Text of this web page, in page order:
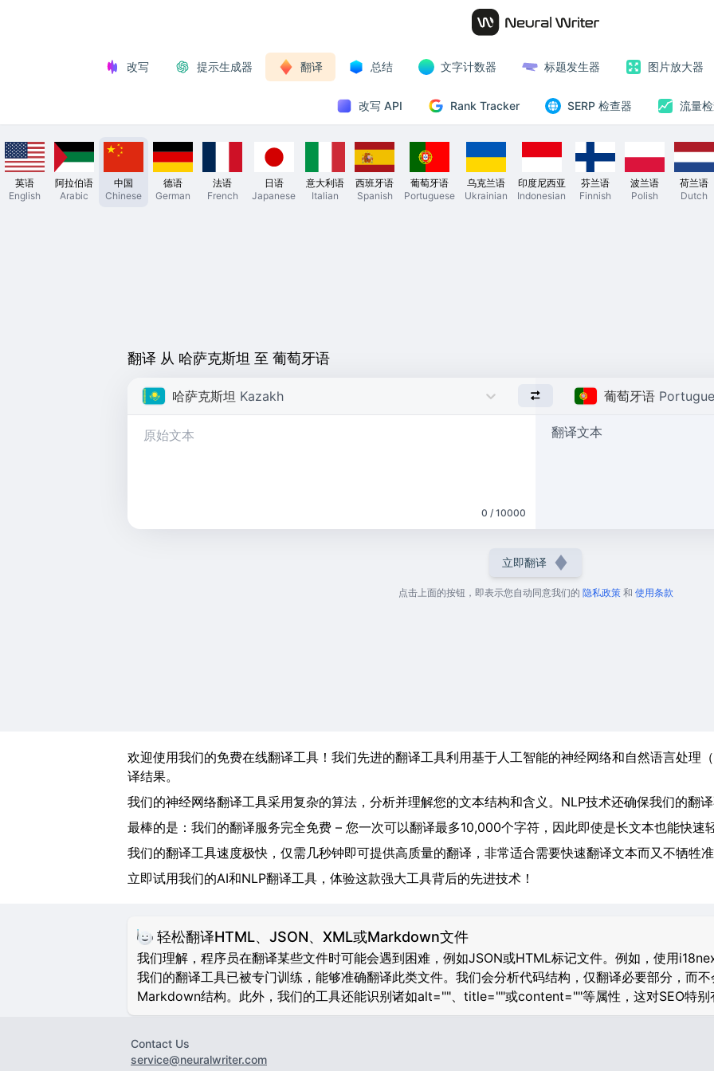
改写 提示生成器 翻译 总结 文字计数器 标题发生器 图片放大器
改写 API Rank Tracker SERP 检查器 流量
英语
English
阿拉伯语
Arabic
中国
Chinese
德语
German
法语
French
日语
Japanese
意大利语
Italian
西班牙语
Spanish
葡萄牙语
Portuguese
乌克兰语
Ukrainian
印度尼西亚
Indonesian
芬兰语
Finnish
波兰语
Polish
荷兰语
Dutch
翻译 从 哈萨克斯坦 至 葡萄牙语
哈萨克斯坦 Kazakh 葡萄牙语
0 / 10000
翻译文本
立即翻译
点击上面的按钮，即表示您自动同意我们的 隐私政策 和 使用条款
欢迎使用我们的免费在线翻译工具！我们先进的翻译工具利用基于人工智能的神经网络和自然语言处理
译结果。
我们的神经网络翻译工具采用复杂的算法，分析并理解您的文本结构和含义。NLP技术还确保我们的翻
最棒的是：我们的翻译服务完全免费 – 您一次可以翻译最多10,000个字符，因此即使是长文本也能快速
我们的翻译工具速度极快，仅需几秒钟即可提供高质量的翻译，非常适合需要快速翻译文本而又不牺牲
立即试用我们的AI和NLP翻译工具，体验这款强大工具背后的先进技术！
轻松翻译HTML、JSON、XML或Markdown文件
我们理解，程序员在翻译某些文件时可能会遇到困难，例如JSON或HTML标记文件。例如，使用
我们的翻译工具已被专门训练，能够准确翻译此类文件。我们会分析代码结构，仅翻译必要部分，而
Markdown结构。此外，我们的工具还能识别诸如alt=""、title=""或content=""等属性，这对SEO特别
Contact Us
service@neuralwriter.com